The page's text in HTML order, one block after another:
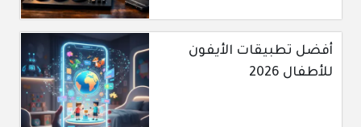
أفضل تطبيقات الأيفون
للأطفال 2026